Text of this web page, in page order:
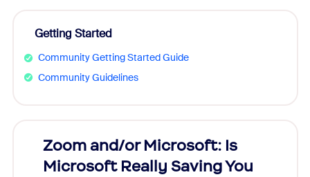
Getting Started
Community Getting Started Guide
Community Guidelines
Zoom and/or Microsoft: Is
Microsoft Really Saving You